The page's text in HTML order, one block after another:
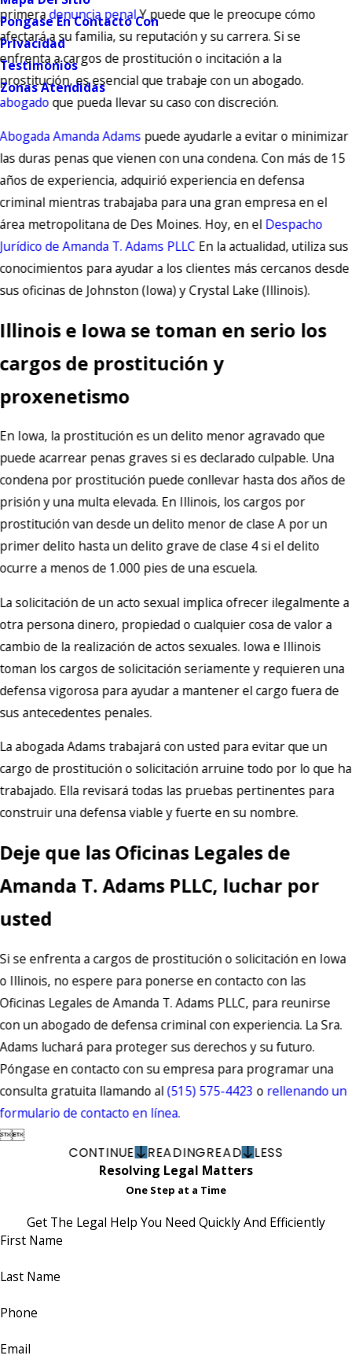
Pongase En Contacto Con
Privacidad
Testimonios
Zonas Atendidas
primeradenuncia penalY puede que le preocupe cómo
afectará a su familia, su reputación y su carrera. Si se
enfrenta a cargos de prostitución o incitación a la
prostitución, es esencial que trabaje con un abogado.
abogadoque pueda llevar su caso con discreción.
Abogada Amanda Adams puede ayudarle a evitar o minimizar
las duras penas que vienen con una condena. Con más de 15
años de experiencia, adquirió experiencia en defensa
criminal mientras trabajaba para una gran empresa en el
área metropolitana de Des Moines. Hoy, en el Despacho
Jurídico de Amanda T. Adams PLLC En la actualidad, utiliza sus
conocimientos para ayudar a los clientes más cercanos desde
sus oficinas de Johnston (Iowa) y Crystal Lake (Illinois).
Illinois e Iowa se toman en serio los
cargos de prostitución y
proxenetismo
En Iowa, la prostitución es un delito menor agravado que
puede acarrear penas graves si es declarado culpable. Una
condena por prostitución puede conllevar hasta dos años de
prisión y una multa elevada. En Illinois, los cargos por
prostitución van desde un delito menor de clase A por un
primer delito hasta un delito grave de clase 4 si el delito
ocurre a menos de 1.000 pies de una escuela.
La solicitación de un acto sexual implica ofrecer ilegalmente a
otra persona dinero, propiedad o cualquier cosa de valor a
cambio de la realización de actos sexuales. Iowa e Illinois
toman los cargos de solicitación seriamente y requieren una
defensa vigorosa para ayudar a mantener el cargo fuera de
sus antecedentes penales.
La abogada Adams trabajará con usted para evitar que un
cargo de prostitución o solicitación arruine todo por lo que ha
trabajado. Ella revisará todas las pruebas pertinentes para
construir una defensa viable y fuerte en su nombre.
Deje que las Oficinas Legales de
Amanda T. Adams PLLC, luchar por
usted
Si se enfrenta a cargos de prostitución o solicitación en Iowa
o Illinois, no espere para ponerse en contacto con las
Oficinas Legales de Amanda T. Adams PLLC, para reunirse
con un abogado de defensa criminal con experiencia. La Sra.
Adams luchará para proteger sus derechos y su futuro.
Póngase en contacto con su empresa para programar una
consulta gratuita llamando al(515) 575-4423 o rellenando un
formulario de contacto en línea.

CONTINUE READINGREAD LESS
Resolving Legal Matters
One Step at a Time
Get The Legal Help You Need Quickly And Efficiently
First Name
Last Name
Phone
Email